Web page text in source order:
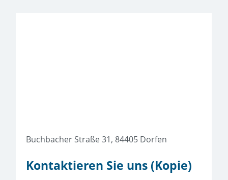
Buchbacher Straße 31, 84405 Dorfen
Kontaktieren Sie uns (Kopie)